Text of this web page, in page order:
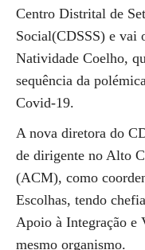
Centro Distrital de
Social(CDSSS) e vai
Natividade Coelho,
sequência da
Covid-19.
A nova diretora do
de dirigente no Alto
(ACM), como
Escolhas, tendo
Apoio à Integração e
mesmo organismo.